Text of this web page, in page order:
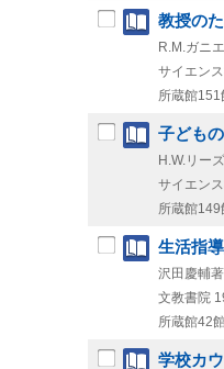
教授の
R.M.ガニ
サイエン
所蔵館151
子ども
H.W.リー
サイエン
所蔵館149
生活指
沢田慶輔著
文教書院
所蔵館42
学校カ